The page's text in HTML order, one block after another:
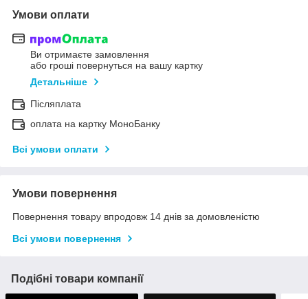
Умови оплати
Ви отримаєте замовлення
або гроші повернуться на вашу картку
Детальніше
Післяплата
оплата на картку МоноБанку
Всі умови оплати
Умови повернення
Повернення товару впродовж 14 днів за домовленістю
Всі умови повернення
Подібні товари компанії